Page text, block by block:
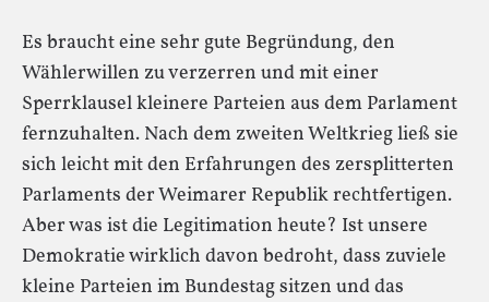
Es braucht eine sehr gute Begründung, den
Wählerwillen zu verzerren und mit einer
Sperrklausel kleinere Parteien aus dem Parlament
fernzuhalten. Nach dem zweiten Weltkrieg ließ sie
sich leicht mit den Erfahrungen des zersplitterten
Parlaments der Weimarer Republik rechtfertigen.
Aber was ist die Legitimation heute? Ist unsere
Demokratie wirklich davon bedroht, dass zuviele
kleine Parteien im Bundestag sitzen und das